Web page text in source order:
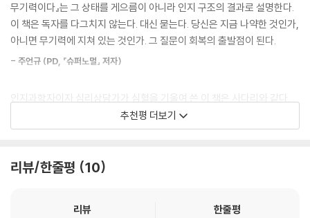
자동차로 오르막길을 오를 때 액셀러레이터를 어설프게 밟으면 소리만 요
란할 뿐, 정작 언덕을 치고 올라가지 못한다. RPM이 임계치를 넘을 만큼
액셀러레이터를 강하게 밟아야 비로소 가파른 고개를 넘어설 수 있다. 엔
트로피의 법칙을 거스르고 언덕을 돌파하는 힘은 찰나에 쏟아붓는 추진력,
를 원한다면 아무리 혼란스럽더라도 과거의 익숙한 곳으로 도망쳐서는 안
된다. 지금 발을 딛고 선 그 자리에서 가동할 수 있는 모든 힘을 끌어모아,
단번에 그곳을 탈출하려 노력해야 한다. 진정한 전환을 원한다면, 모든 힘
--- 「PART 3 어떻게 회복할 것인가」 중에서
행동이다. 사람은 이 네 가지 엔진에 따라 목표를 세우고 사고하며, 판단하
지금 이 순간에도 예전의 그처럼 제자리에 멈춰 선 이들이 많다. ‘번아웃’에
빠져 시작도 하기 전에 포기하고 스스로 마음의 문을 닫아버리는 것이다.
어, 겉으로는 누구보다 바빠 보이지만 사실 무기력한 사람도 있다.
취업 준비생이 진로 고민은 뒤로 미룬 채 토익 공부에만 매달리거나, 수영
선수가 수영 대신 골프 연습에 몰두하며 ‘열심히 살고 있다’고 자위하는 모
습이 그렇다. ‘열심히 살고 있다’는 착각 뒤에 숨어 정작 마주해야 할 자신
며든 무기력은 결국 어느 순간 마음을 무너뜨리고 행동을 멈추게 만든다.
무기력이다』는 그 상태를 게으름이 아니라 인지 구조의 결과로 설명한다.
이 책은 독자를 다그치지 않는다. 대신 묻는다. 당신은 지금 나약한 것인가,
아니면 무기력에 지쳐 있는 것인가. 그 질문이 회복의 출발점이 된다.
- 주언규 (PD, 『슈퍼노멀』 저자)
인지과학자이자 심리상담가가 심혈을 기울여 쓴 이 책은 사다리와 같다.
왜 당신이 무기력의 구덩이에 빠지게 되었는지부터 어떻게 하면 빠져나올
수 있는지 친절하게 안내해준다. 굿바이, 무기력!
다. 맞선 사람만이 무기력을 떨칠 수 있다. 저자는 한때 무기력의 지배를 받
추천평 더보기
리뷰/한줄평 10
리뷰 한줄평